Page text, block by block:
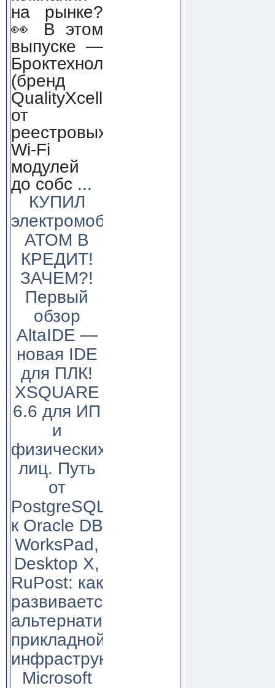
на рынке?
👀 В этом
выпуске —
Броктехнолоджи
(бренд
QualityXcellence):
от
реестровых
Wi-Fi
модулей
до собс ...
КУПИЛ
электромобиль
АТОМ В
КРЕДИТ!
ЗАЧЕМ?!
Первый
обзор
AltaIDE —
новая IDE
для ПЛК!
XSQUARE
6.6 для ИП
и
физических
лиц. Путь
от
PostgreSQL
к Oracle DB
WorksPad,
Desktop X,
RuPost: как
развивается
альтернатива
прикладной
инфраструктуре
Microsoft